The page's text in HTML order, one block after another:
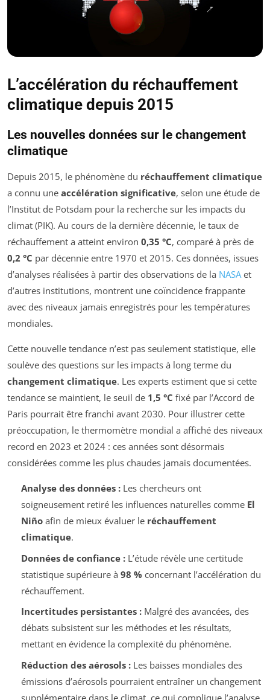
L’accélération du réchauffement
climatique depuis 2015
Les nouvelles données sur le changement
climatique
Depuis 2015, le phénomène du réchauffement climatique
a connu une accélération significative, selon une étude de
l’Institut de Potsdam pour la recherche sur les impacts du
climat (PIK). Au cours de la dernière décennie, le taux de
réchauffement a atteint environ 0,35 °C, comparé à près de
0,2 °C par décennie entre 1970 et 2015. Ces données, issues
d’analyses réalisées à partir des observations de la NASAet
d’autres institutions, montrent une coïncidence frappante
avec des niveaux jamais enregistrés pour les températures
mondiales.
Cette nouvelle tendance n’est pas seulement statistique, elle
soulève des questions sur les impacts à long terme du
changement climatique. Les experts estiment que si cette
tendance se maintient, le seuil de 1,5 °C fixé par l’Accord de
Paris pourrait être franchi avant 2030. Pour illustrer cette
préoccupation, le thermomètre mondial a affiché des niveaux
record en 2023 et 2024 : ces années sont désormais
considérées comme les plus chaudes jamais documentées.
Analyse des données :Les chercheurs ont
soigneusement retiré les influences naturelles comme El
Niñoafin de mieux évaluer le réchauffement
climatique.
Données de confiance :L’étude révèle une certitude
statistique supérieure à 98 % concernant l’accélération du
réchauffement.
Incertitudes persistantes :Malgré des avancées, des
débats subsistent sur les méthodes et les résultats,
mettant en évidence la complexité du phénomène.
Réduction des aérosols :Les baisses mondiales des
émissions d’aérosols pourraient entraîner un changement
supplémentaire dans le climat, ce qui complique l’analyse.